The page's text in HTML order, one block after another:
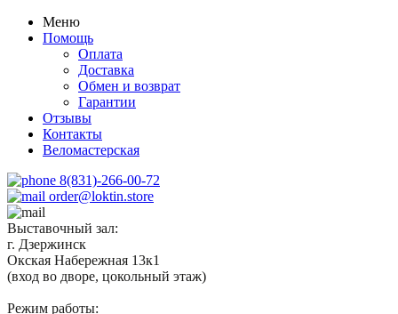
Меню
Помощь
Оплата
Доставка
Обмен и возврат
Гарантии
Отзывы
Контакты
Веломастерская
8(831)-266-00-72
order@loktin.store
Выставочный зал:
г. Дзержинск
Окская Набережная 13к1
(вход во дворе, цокольный этаж)
Режим работы: